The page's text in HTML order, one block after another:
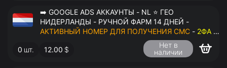
➡️ GOOGLE ADS АККАУНТЫ - NL ⭐ ГЕО
НИДЕРЛАНДЫ - РУЧНОЙ ФАРМ 14 ДНЕЙ -
АКТИВНЫЙ НОМЕР ДЛЯ ПОЛУЧЕНИЯ СМС - 2ФА -
ПРОГРЕТЫ СЕРВИСЫ - ПЕРЕДАЧА В ОКТО
0 шт. 12.00 $
Нет в
наличии